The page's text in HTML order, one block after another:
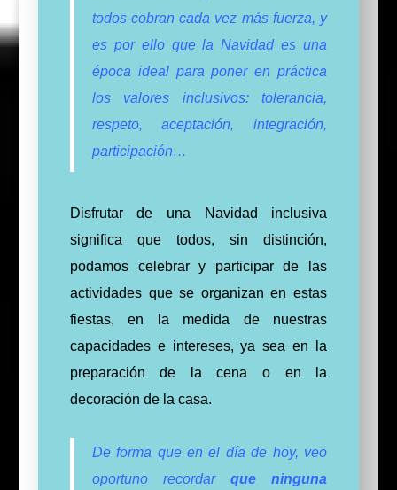
todos cobran cada vez más fuerza, y
es porello que la Navidad es una
época ideal para poner en práctica
los valores inclusivos: tolerancia,
respeto, aceptación, integración,
participación…
Disfrutar de una Navidad inclusiva
significa que todos, sin distinción,
podamos celebrar y participar de las
actividades que se organizan en estas
fiestas, en la medida de nuestras
capacidades e intereses, ya sea en la
preparación de la cena o en la
decoración de la casa.
De forma que en el día de hoy, veo
oportuno recordarque ninguna